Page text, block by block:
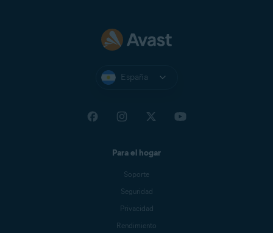
España
Para el hogar
Soporte
Seguridad
Privacidad
Rendimiento